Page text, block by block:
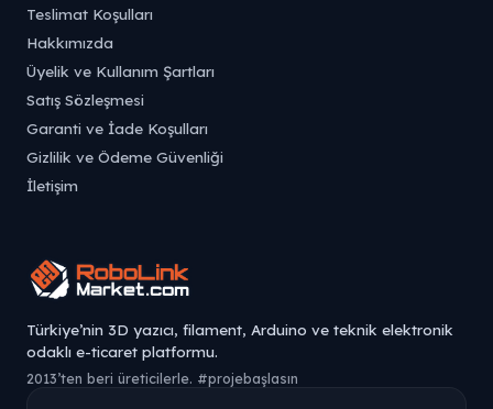
Teslimat Koşulları
Hakkımızda
Üyelik ve Kullanım Şartları
Satış Sözleşmesi
Garanti ve İade Koşulları
Gizlilik ve Ödeme Güvenliği
İletişim
Türkiye’nin 3D yazıcı, filament, Arduino ve teknik elektronik
odaklı e-ticaret platformu.
2013’ten beri üreticilerle. #projebaşlasın